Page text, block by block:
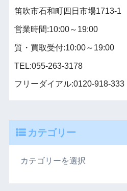
笛吹市石和町四日市場1713-1
営業時間:10:00～19:00
質・買取受付:10:00～19:00
TEL:055-263-3178
フリーダイアル:0120-918-333
カテゴリー